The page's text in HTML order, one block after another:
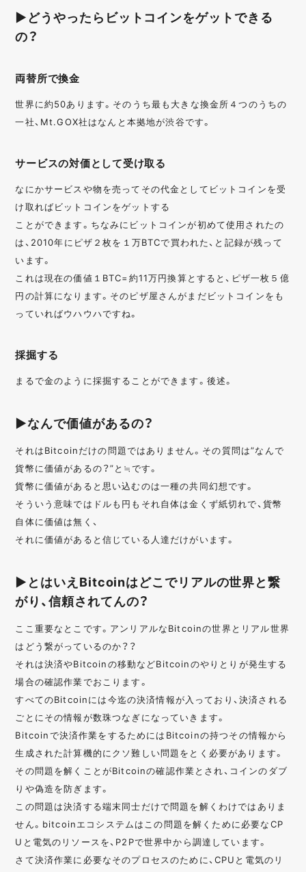
▶どうやったらビットコインをゲットできる
の？
両替所で換金
世界に約50あります。そのうち最も大きな換金所４つのうちの
一社、Mt.GOX社はなんと本拠地が渋谷です。
サービスの対価として受け取る
なにかサービスや物を売ってその代金としてビットコインを受
け取ればビットコインをゲットする
ことができます。ちなみにビットコインが初めて使用されたの
は、2010年にピザ２枚を１万BTCで買われた、と記録が残って
います。
これは現在の価値１BTC=約11万円換算とすると、ピザ一枚５億
円の計算になります。そのピザ屋さんがまだビットコインをも
っていればウハウハですね。
採掘する
まるで金のように採掘することができます。後述。
▶なんで価値があるの？
それはBitcoinだけの問題ではありません。その質問は”なんで
貨幣に価値があるの？”と≒です。
貨幣に価値があると思い込むのは一種の共同幻想です。
そういう意味ではドルも円もそれ自体は金くず紙切れで、貨幣
自体に価値は無く、
それに価値があると信じている人達だけがいます。
▶とはいえBitcoinはどこでリアルの世界と繋
がり、信頼されてんの？
ここ重要なとこです。アンリアルなBitcoinの世界とリアル世界
はどう繋がっているのか？？
それは決済やBitcoinの移動などBitcoinのやりとりが発生する
場合の確認作業でおこります。
すべてのBitcoinには今迄の決済情報が入っており、決済される
ごとにその情報が数珠つなぎになっていきます。
Bitcoinで決済作業をするためにはBitcoinの持つその情報から
生成された計算機的にクソ難しい問題をとく必要があります。
その問題を解くことがBitcoinの確認作業とされ、コインのダブ
りや偽造を防ぎます。
この問題は決済する端末同士だけで問題を解くわけではありま
せん。bitcoinエコシステムはこの問題を解くために必要なCP
Uと電気のリソースを、P2Pで世界中から調達しています。
さて決済作業に必要なそのプロセスのために、CPUと電気のリ